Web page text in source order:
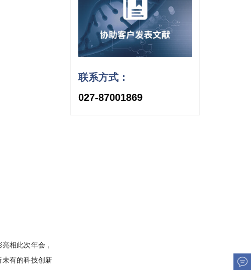
相此次年会，
有的科技创新
联系方式：
027-87001869